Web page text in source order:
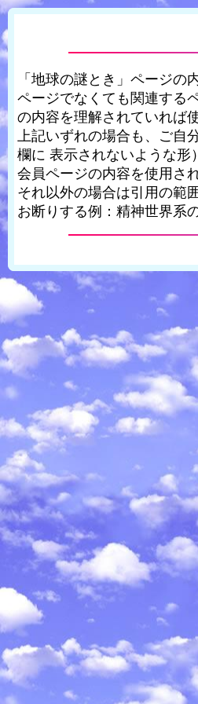
「地球の謎とき」ページ
ページでなくても関連する
の内容を理解されていれば
上記いずれの場合も、ご自
欄に 表示されないような形
会員ページの内容を使用さ
それ以外の場合は引用の範
お断りする例：精神世界系